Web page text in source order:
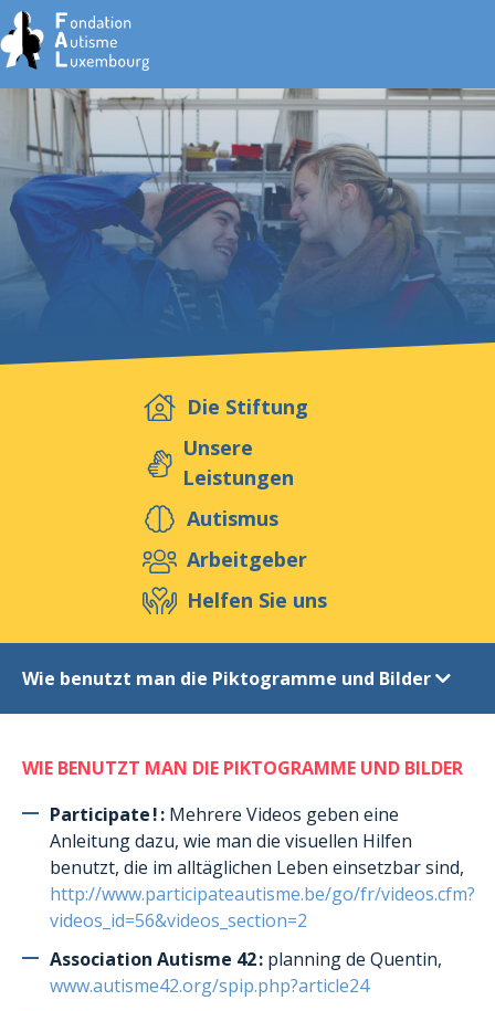
Home
Stiftung
Dienste
Arbeitgeber
Helfen Sie uns
Veranstaltungen Publikationen
Ressourcen & Werkzeuge Blog
Die Stiftung
Unsere
Leistungen
Autismus
Arbeitgeber
Helfen Sie uns
Wie benutzt man die Piktogramme und Bilder
Multimedia
Hilfsmittel und Piktogramme
Sich Piktogramme beschaffen
Wie benutzt man die Piktogramme und Bilder
Andere nützliche Hilfsmittel
WIE BENUTZT MAN DIE PIKTOGRAMME UND BILDER
Participate ! : Mehrere Videos geben eine
Anleitung dazu, wie man die visuellen Hilfen
benutzt, die im alltäglichen Leben einsetzbar sind,
http://www.participateautisme.be/go/fr/videos.cfm?
videos_id=56&videos_section=2
Association Autisme 42 : planning de Quentin,
www.autisme42.org/spip.php?article24